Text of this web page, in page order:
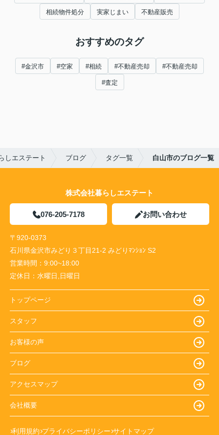
相続物件処分 実家じまい 不動産販売
おすすめのタグ
#金沢市 #空家 #相続 #不動産売却 #不動産売却
#査定
しエステート ブログ タグ一覧 白山市のブログ一覧
株式会社暮らしエステート
076-205-7178 お問い合わせ
〒920-0373
石川県金沢市みどり３丁目21-2 みどりﾏﾝｼｮﾝ S2
営業時間： 9:00~18:00
定休日： 水曜日,日曜日
トップページ
スタッフ
お客様の声
ブログ
アクセスマップ
会社概要
利用規約 プライバシーポリシー サイトマップ